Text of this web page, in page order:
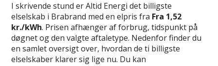
I skrivende stund er Altid Energi det billigste
elselskab i Brabrand med en elpris fra Fra 1,52
kr./kWh. Prisen afhænger af forbrug, tidspunkt på
døgnet og den valgte aftaletype. Nedenfor finder du
en samlet oversigt over, hvordan de ti billigste
elselskaber klarer sig lige nu. Du kan